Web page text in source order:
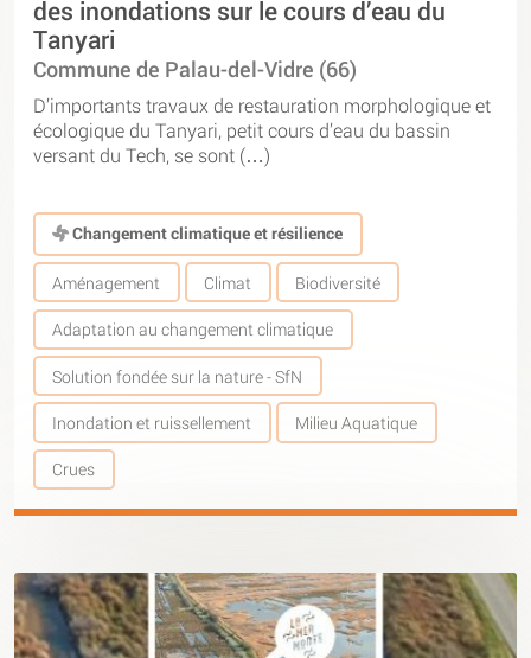
des inondations sur le cours d’eau du
Tanyari
Commune de Palau-del-Vidre (66)
D’importants travaux de restauration morphologique et
écologique du Tanyari, petit cours d’eau du bassin
versant du Tech, se sont (…)
Changement climatique et résilience
Aménagement Climat Biodiversité
Adaptation au changement climatique
Solution fondée sur la nature - SfN
Inondation et ruissellement Milieu Aquatique
Crues